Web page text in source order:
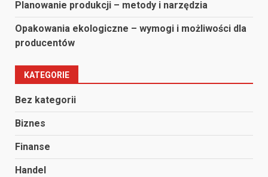
Planowanie produkcji – metody i narzędzia
Opakowania ekologiczne – wymogi i możliwości dla
producentów
KATEGORIE
Bez kategorii
Biznes
Finanse
Handel